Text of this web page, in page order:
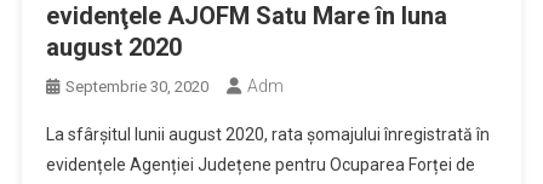
evidenţele AJOFM Satu Mare în luna
august 2020
Septembrie 30, 2020 Adm
La sfârșitul lunii august 2020, rata șomajului înregistrată în
evidențele Agenției Județene pentru Ocuparea Forței de